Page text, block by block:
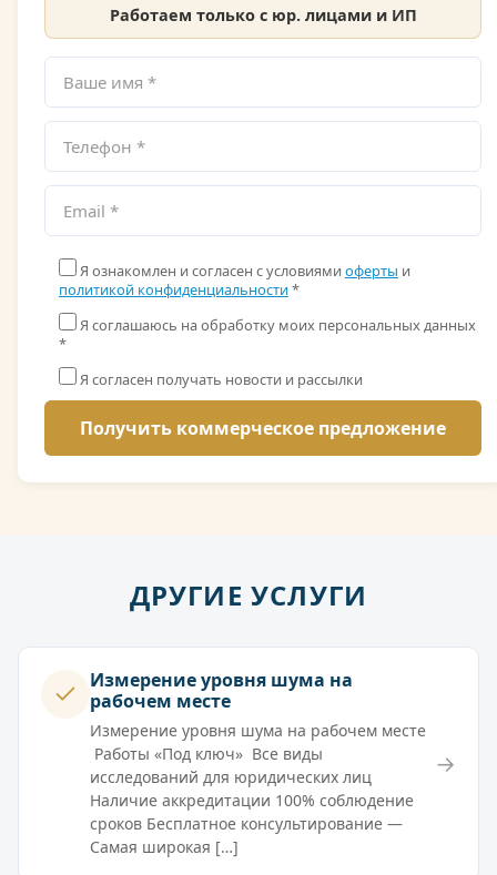
Работаем только с юр. лицами и ИП
Я ознакомлен и согласен с условиями оферты и
политикой конфиденциальности*
Я соглашаюсь на обработку моих персональных данных
*
Я согласен получать новости и рассылки
ДРУГИЕ УСЛУГИ
Измерение уровня шума на
рабочем месте
Измерение уровня шума на рабочем месте
Работы «Под ключ» Все виды
исследований для юридических лиц
Наличие аккредитации 100% соблюдение
сроков Бесплатное консультирование —
Самая широкая […]
→